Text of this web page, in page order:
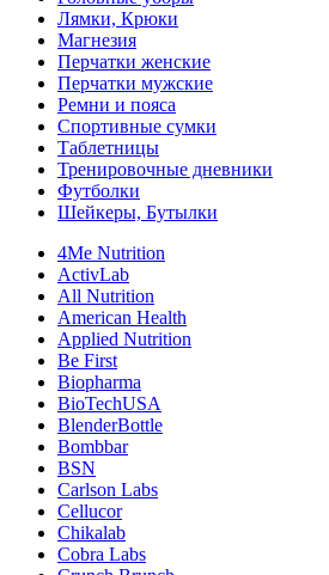
Лямки, Крюки
Магнезия
Перчатки женские
Перчатки мужские
Ремни и пояса
Спортивные сумки
Таблетницы
Тренировочные дневники
Футболки
Шейкеры, Бутылки
4Me Nutrition
ActivLab
All Nutrition
American Health
Applied Nutrition
Be First
Biopharma
BioTechUSA
BlenderBottle
Bombbar
BSN
Carlson Labs
Cellucor
Chikalab
Cobra Labs